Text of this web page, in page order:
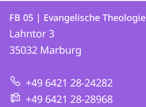
Kontakt
und
Informationen
zur
Website
Kontaktinformationen
FB
05
Evangelische
Theologie
FB 05 | Evangelische Theologie
Lahntor 3
35032 Marburg
+49 6421 28-24282
+49 6421 28-28968